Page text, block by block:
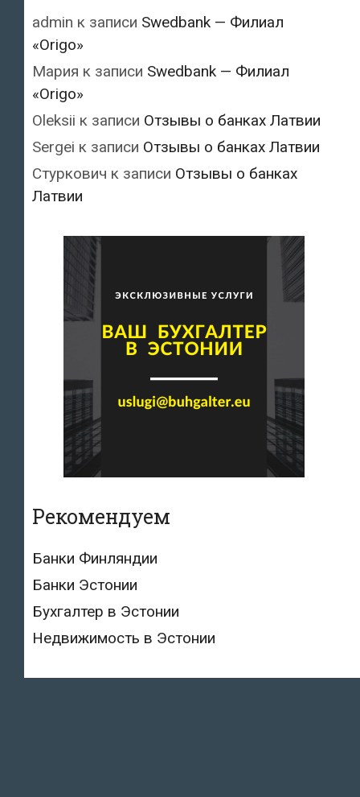
admin к записи Swedbank — Филиал
«Origo»
Мария к записи Swedbank — Филиал
«Origo»
Oleksii к записи Отзывы о банках Латвии
Sergei к записи Отзывы о банках Латвии
Стуркович к записи Отзывы о банках
Латвии
Рекомендуем
Банки Финляндии
Банки Эстонии
Бухгалтер в Эстонии
Недвижимость в Эстонии